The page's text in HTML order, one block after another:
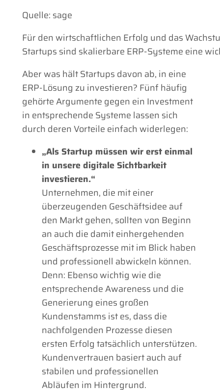
Quelle: sage
Für den wirtschaftlichen Erfolg und das
Startups sind skalierbare ERP-Systeme eine
Aber was hält Startups davon ab, in eine
ERP-Lösung zu investieren? Fünf häufig
gehörte Argumente gegen ein Investment
in entsprechende Systeme lassen sich
durch deren Vorteile einfach widerlegen:
„Als Startup müssen wir erst einmal
in unsere digitale Sichtbarkeit
investieren.“
Unternehmen, die mit einer
überzeugenden Geschäftsidee auf
den Markt gehen, sollten von Beginn
an auch die damit einhergehenden
Geschäftsprozesse mit im Blick haben
und professionell abwickeln können.
Denn: Ebenso wichtig wie die
entsprechende Awareness und die
Generierung eines großen
Kundenstamms ist es, dass die
nachfolgenden Prozesse diesen
ersten Erfolg tatsächlich unterstützen.
Kundenvertrauen basiert auch auf
stabilen und professionellen
Abläufen im Hintergrund.